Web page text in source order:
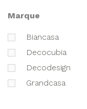
marque
biancasa
decocubia
decodesign
grandcasa